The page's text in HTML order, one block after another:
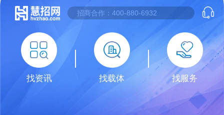
找资讯 找载体 找服务